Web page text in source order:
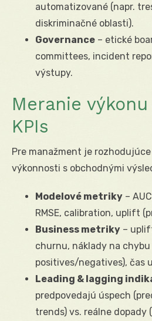
automatizované (napr.
diskriminačné oblasti).
Governance – etické
committees, incident
výstupy.
Meranie
KPIs
Pre manažment je
výkonnosti s obchodnými
Modelové metriky –
RMSE, calibration, uplift
Business metriky –
churnu, náklady na
positives/negatives), čas
Leading & lagging
predpovedajú úspech
trends) vs. reálne dopady